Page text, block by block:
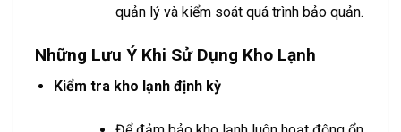
quản lý và kiểm soát quá trình bảo quản.
Những Lưu Ý Khi Sử Dụng Kho Lạnh
Kiểm tra kho lạnh định kỳ